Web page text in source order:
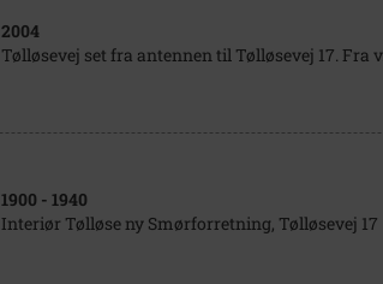
2004
Tølløsevej set fra antennen til Tølløsevej 17. Fra
1900 - 1940
Interiør Tølløse ny Smørforretning, Tølløsevej 17